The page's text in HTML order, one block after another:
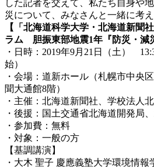
した記者を交えて、私たち自身や
災について、みなさんと一緒に考え
【「北海道科学大学・北海道新聞
ラム 胆振東部地震1年『防災・減
・日時：2019年9月21日（土）
始）
・会場：道新ホール（札幌市中央
聞大通館8階）
・主催：北海道新聞社、学校法人
・後援：国土交通省北海道開発局
・参加費：無料
・対象：一般の方
【基調講演】
・大木 聖子 慶應義塾大学環境情報